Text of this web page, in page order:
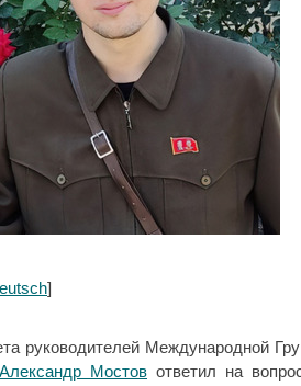
]
руководителей Международной
Александр Мостов ответил на